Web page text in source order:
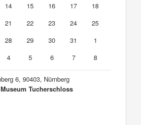
14 15 16 17
18
21 22 23 24
25
28 29 30 31
1
4 5 6 7 8
6, 90403, Nürnberg
Tucherschloss